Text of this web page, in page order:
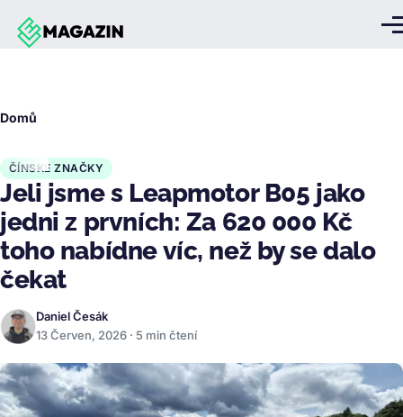
Přejít k hlavnímu obsahu
Domů
ČÍNSKÉ ZNAČKY
Jeli jsme s Leapmotor B05 jako
jedni z prvních: Za 620 000 Kč
toho nabídne víc, než by se dalo
čekat
Daniel Česák
13 Červen, 2026 · 5 min čtení